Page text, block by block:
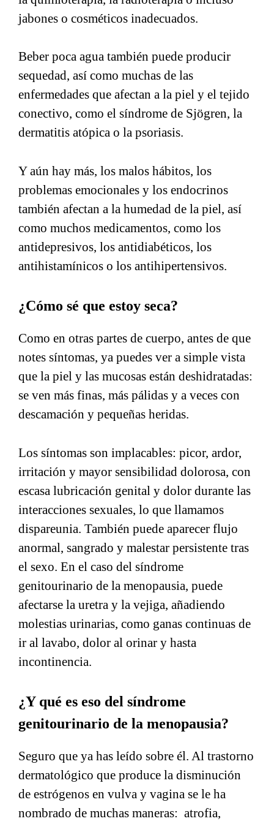
jabones o cosméticos inadecuados.
Beber poca agua también puede producir
sequedad, así como muchas de las
enfermedades que afectan a la piel y el tejido
conectivo, como el síndrome de Sjögren, la
dermatitis atópica o la psoriasis.
Y aún hay más, los malos hábitos, los
problemas emocionales y los endocrinos
también afectan a la humedad de la piel, así
como muchos medicamentos, como los
antidepresivos, los antidiabéticos, los
antihistamínicos o los antihipertensivos.
¿Cómo sé que estoy seca?
Como en otras partes de cuerpo, antes de que
notes síntomas, ya puedes ver a simple vista
que la piel y las mucosas están deshidratadas:
se ven más finas, más pálidas y a veces con
descamación y pequeñas heridas.
Los síntomas son implacables: picor, ardor,
irritación y mayor sensibilidad dolorosa, con
escasa lubricación genital y dolor durante las
interacciones sexuales, lo que llamamos
dispareunia. También puede aparecer flujo
anormal, sangrado y malestar persistente tras
el sexo. En el caso del síndrome
genitourinario de la menopausia, puede
afectarse la uretra y la vejiga, añadiendo
molestias urinarias, como ganas continuas de
ir al lavabo, dolor al orinar y hasta
incontinencia.
¿Y qué es eso del síndrome
genitourinario de la menopausia?
Seguro que ya has leído sobre él. Al trastorno
dermatológico que produce la disminución
de estrógenos en vulva y vagina se le ha
nombrado de muchas maneras: atrofia,